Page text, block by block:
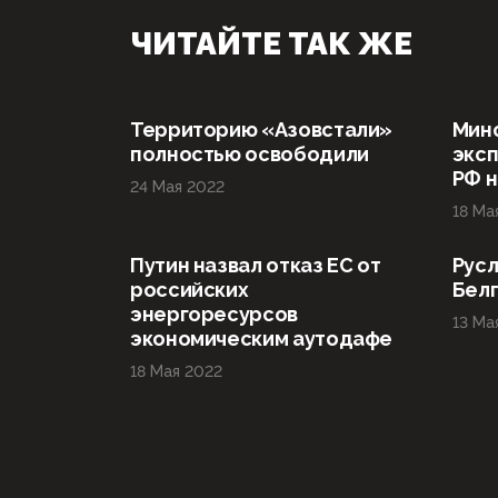
ЧИТАЙТЕ ТАК ЖЕ
Территорию «Азовстали»
полностью освободили
24 Мая 2022
РФ
18
Путин назвал отказ ЕС от
российских
энергоресурсов
экономическим аутодафе
18 Мая 2022
13